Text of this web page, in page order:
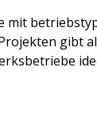
gibt